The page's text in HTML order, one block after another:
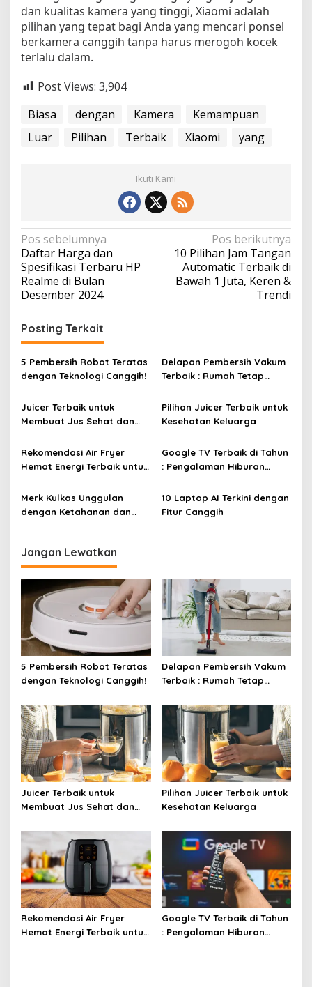
dan kualitas kamera yang tinggi, Xiaomi adalah
pilihan yang tepat bagi Anda yang mencari ponsel
berkamera canggih tanpa harus merogoh kocek
terlalu dalam.
Post Views: 3,904
Biasa
dengan Kamera
Kemampuan
Luar
Pilihan Terbaik Xiaomi yang
Ikuti Kami
N
a
v
i
g
a
s
i
o
Pos sebelumnya
Daftar Harga dan
Spesifikasi Terbaru HP
Realme di Bulan
Desember 2024
Pos berikutnya
10 Pilihan Jam Tangan
Automatic Terbaik di
Bawah 1 Juta, Keren &
Trendi
Posting Terkait
5 Pembersih Robot Teratas
dengan Teknologi Canggih!
Delapan Pembersih Vakum
Terbaik : Rumah Tetap
Juicer Terbaik untuk
Membuat Jus Sehat dan
Pilihan Juicer Terbaik untuk
Kesehatan Keluarga
Rekomendasi Air Fryer
Hemat Energi Terbaik untuk
Google TV Terbaik di Tahun
: Pengalaman Hiburan
Luas!
Merk Kulkas Unggulan
dengan Ketahanan dan
10 Laptop AI Terkini dengan
Fitur Canggih
Jangan Lewatkan
5 Pembersih Robot Teratas
dengan Teknologi Canggih!
Delapan Pembersih Vakum
Terbaik : Rumah Tetap
Juicer Terbaik untuk
Membuat Jus Sehat dan
Pilihan Juicer Terbaik untuk
Kesehatan Keluarga
Rekomendasi Air Fryer
Hemat Energi Terbaik untuk
Google TV Terbaik di Tahun
: Pengalaman Hiburan